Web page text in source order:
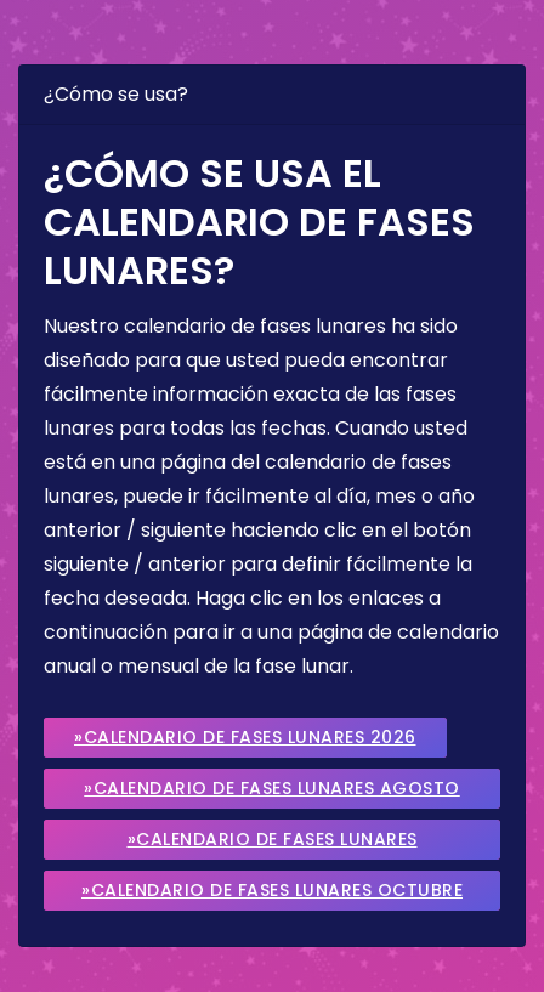
¿Cómo se usa?
¿CÓMO SE USA EL
CALENDARIO DE FASES
LUNARES?
Nuestro calendario de fases lunares ha sido
diseñado para que usted pueda encontrar
fácilmente información exacta de las fases
lunares para todas las fechas. Cuando usted
está en una página del calendario de fases
lunares, puede ir fácilmente al día, mes o año
anterior / siguiente haciendo clic en el botón
siguiente / anterior para definir fácilmente la
fecha deseada. Haga clic en los enlaces a
continuación para ir a una página de calendario
anual o mensual de la fase lunar.
»CALENDARIO DE FASES LUNARES 2026
»CALENDARIO DE FASES LUNARES AGOSTO
2026
»CALENDARIO DE FASES LUNARES
SEPTIEMBRE 2026
»CALENDARIO DE FASES LUNARES OCTUBRE